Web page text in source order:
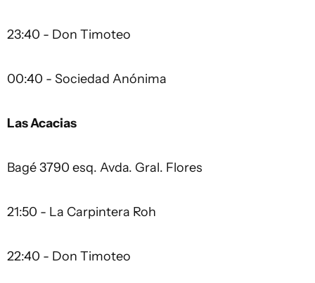
23:40 - Don Timoteo
00:40 - Sociedad Anónima
Las Acacias
Bagé 3790 esq. Avda. Gral. Flores
21:50 - La Carpintera Roh
22:40 - Don Timoteo